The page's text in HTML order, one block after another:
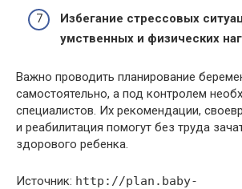
Избегание стрессовых
умственных и физических
Важно проводить планирование
самостоятельно, а под контролем
специалистов. Их рекомендации,
и реабилитация помогут без труда
здорового ребенка.
Источник: http://plan.baby-